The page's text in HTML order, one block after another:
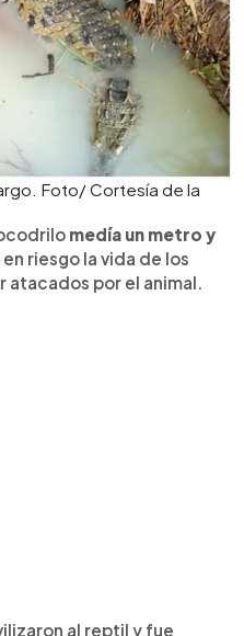
Foto/ Cortesía de la
medía un metro y
riesgo la vida de los
por el animal.
al reptil y fue